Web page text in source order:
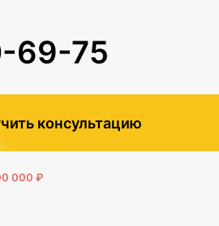
консультацию
69-75
000 ₽